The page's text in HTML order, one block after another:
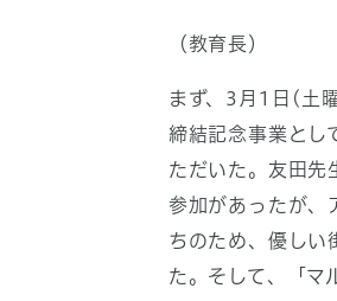
（教育長）
まず、3月1日(土
締結記念事業とし
ただいた。友田先
参加があったが、
ちのため、優しい
た。そして、「マ